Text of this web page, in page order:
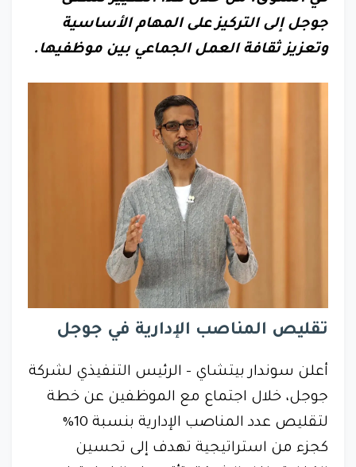
جوجل إلى التركيز على المهام الأساسية
وتعزيز ثقافة العمل الجماعي بين موظفيها.
تقليص المناصب الإدارية في جوجل
أعلن سوندار بيتشاي - الرئيس التنفيذي لشركة
جوجل، خلال اجتماع مع الموظفين عن خطة
لتقليص عدد المناصب الإدارية بنسبة 10%
كجزء من استراتيجية تهدف إلى تحسين